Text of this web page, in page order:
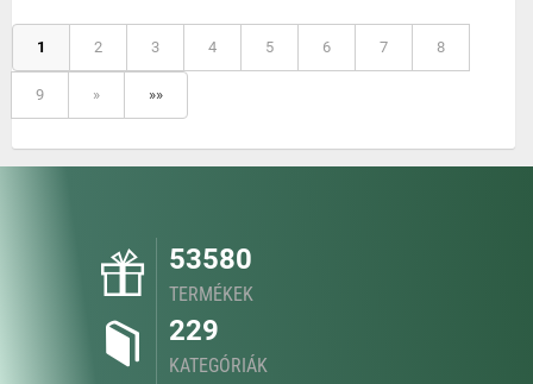
1 2 3 4 5 6 7 8
9 » »»
53580
TERMÉKEK
229
KATEGÓRIÁK